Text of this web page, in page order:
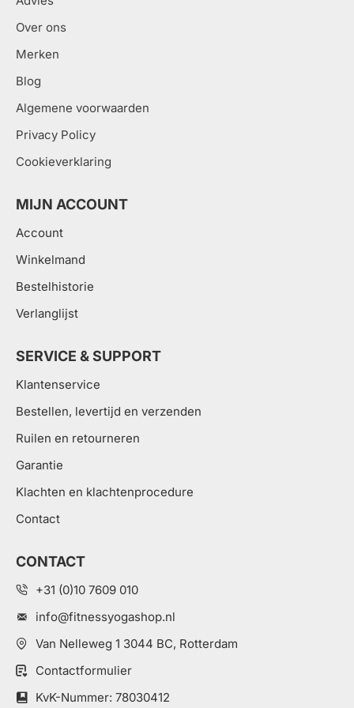
Over ons
Merken
Blog
Algemene voorwaarden
Privacy Policy
Cookieverklaring
MIJN ACCOUNT
Account
Winkelmand
Bestelhistorie
Verlanglijst
SERVICE & SUPPORT
Klantenservice
Bestellen, levertijd en verzenden
Ruilen en retourneren
Garantie
Klachten en klachtenprocedure
Contact
CONTACT
+31 (0)10 7609 010
info@fitnessyogashop.nl
Van Nelleweg 1 3044 BC, Rotterdam
Contactformulier
KvK-Nummer: 78030412